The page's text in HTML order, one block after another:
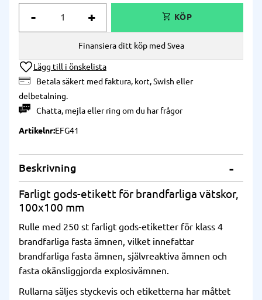
+
-
Lägg till i önskelista
Betala säkert med faktura, kort, Swish eller
delbetalning.
Chatta, mejlaellerring om du har frågor
Finansiera ditt köp med Svea
Artikelnr EFG41
Beskrivning
Farligt gods-etikett för brandfarliga vätskor,
100x100 mm
Rulle med 250 st farligt gods-etiketter för klass 4
brandfarliga fasta ämnen, vilket innefattar
brandfarliga fasta ämnen, självreaktiva ämnen och
fasta okänsliggjorda explosivämnen.
Rullarna säljes styckevis och etiketterna har måttet